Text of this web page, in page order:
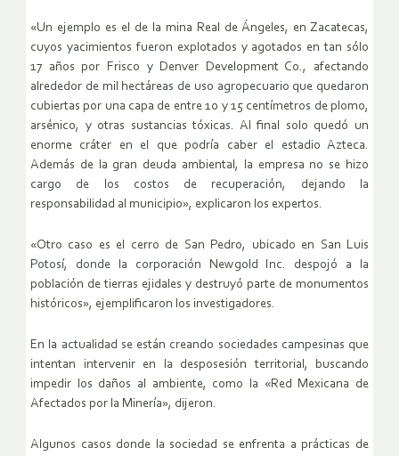
«Un ejemplo es el de la mina Real de Ángeles, en Zacatecas,
cuyos yacimientos fueron explotados y agotados en tan sólo
17 años por Frisco y Denver Development Co., afectando
alrededor de mil hectáreas de uso agropecuario que quedaron
cubiertas por una capa de entre 10 y 15 centímetros de plomo,
arsénico, y otras sustancias tóxicas. Al final solo quedó un
enorme cráter en el que podría caber el estadio Azteca.
Además de la gran deuda ambiental, la empresa no se hizo
cargo de los costos de recuperación, dejando la
responsabilidad al municipio», explicaron los expertos.
«Otro caso es el cerro de San Pedro, ubicado en San Luis
Potosí, donde la corporación Newgold Inc. despojó a la
población de tierras ejidales y destruyó parte de monumentos
históricos», ejemplificaron los investigadores.
En la actualidad se están creando sociedades campesinas que
intentan intervenir en la desposesión territorial, buscando
impedir los daños al ambiente, como la «Red Mexicana de
Afectados por la Minería», dijeron.
Algunos casos donde la sociedad se enfrenta a prácticas de